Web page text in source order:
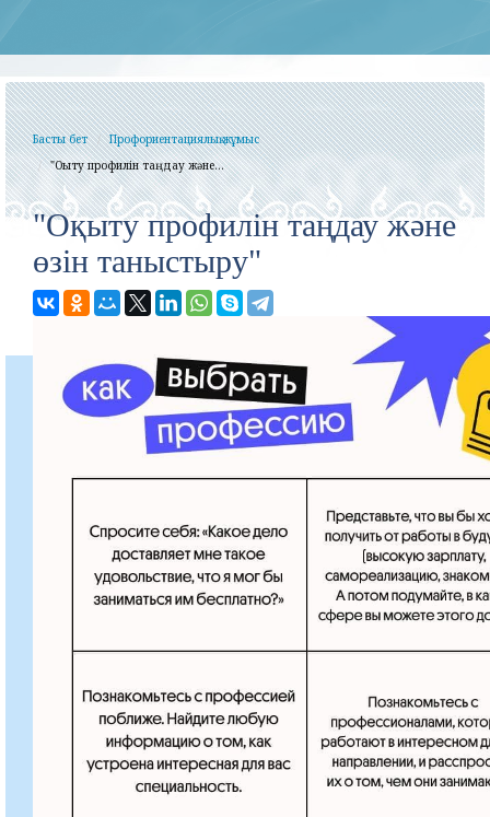
Басты бет
Профориентациялық жұмыс
"Оқыту профилін таңдау және...
"Оқыту профилін таңдау және
өзін таныстыру"